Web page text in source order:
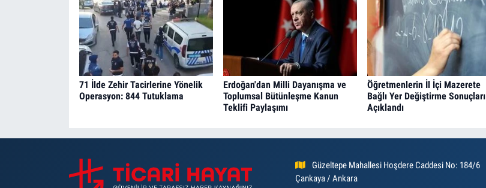
71 İlde Zehir Tacirlerine Yönelik
Operasyon: 844 Tutuklama
Erdoğan'dan Milli Dayanışma ve
Toplumsal Bütünleşme Kanun
Teklifi Paylaşımı
Öğretmenlerin İl İçi Mazerete
Bağlı Yer Değiştirme Sonuçları
Açıklandı
Güzeltepe Mahallesi Hoşdere Caddesi No: 184/6
Çankaya / Ankara